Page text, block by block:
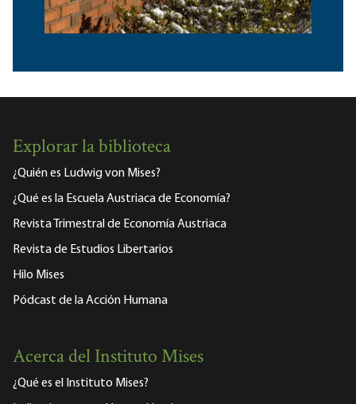
Explorar la biblioteca
¿Quién es Ludwig von Mises?
¿Qué es la Escuela Austriaca de Economía?
Revista Trimestral de Economía Austriaca
Revista de Estudios Libertarios
Hilo Mises
Pódcast de la Acción Humana
Acerca del Instituto Mises
¿Qué es el Instituto Mises?